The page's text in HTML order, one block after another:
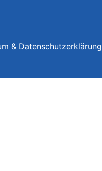
& Datenschutzerklärung